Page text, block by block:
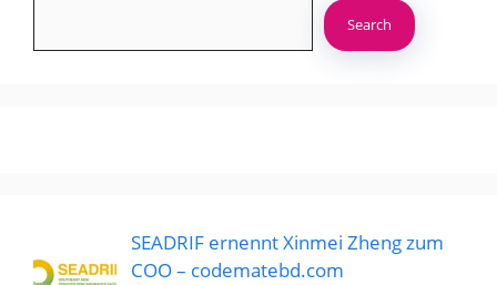
Search
SEADRIF ernennt Xinmei Zheng zum
COO – codematebd.com